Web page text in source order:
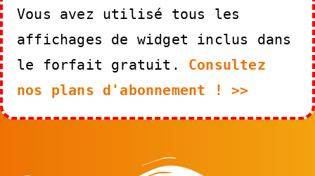
Vous avez utilisé tous les
affichages de widget inclus dans
le forfait gratuit. Consultez
nos plans d'abonnement ! >>